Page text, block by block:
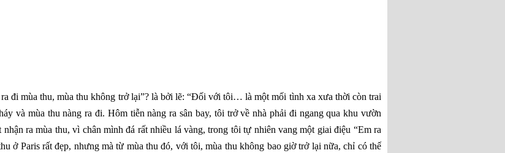
đi mùa thu, mùa thu không trở lại”? là bởi lẽ: “Đối với tôi… là một mối tình xa xưa thời còn trai
và mùa thu nàng ra đi. Hôm tiễn nàng ra sân bay, tôi trở về nhà phải đi ngang qua khu vườn
ra mùa thu, vì chân mình đá rất nhiều lá vàng, trong tôi tự nhiên vang một giai điệu “Em ra
ở Paris rất đẹp, nhưng mà từ mùa thu đó, với tôi, mùa thu không bao giờ trở lại nữa, chỉ có thế